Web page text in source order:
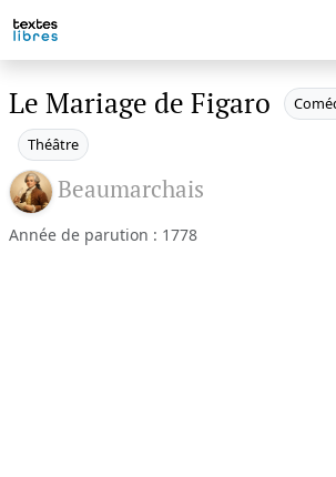
Le Mariage de Figaro
Théâtre
Beaumarchais
Année de parution : 1778